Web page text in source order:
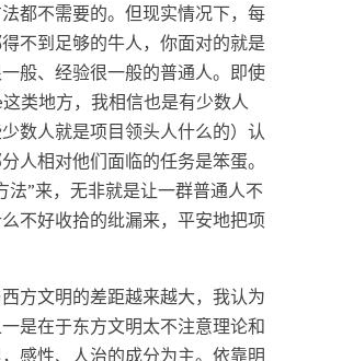
都不需要的。但现实情况下，每
不到足够的牛人，你面对的就是
般、经验很一般的普通人。即使
类地方，我相信也是有少数人
少数人就是项目领头人什么的）认
人相对他们面临的任务是笨蛋。
法”来，无非就是让一群普通人不
不好收拾的纰漏来，平安地把项
方文明的差距越来越大，我认为
是在于东方文明太不注意理论和
感性、人治的成分为主。依靠明